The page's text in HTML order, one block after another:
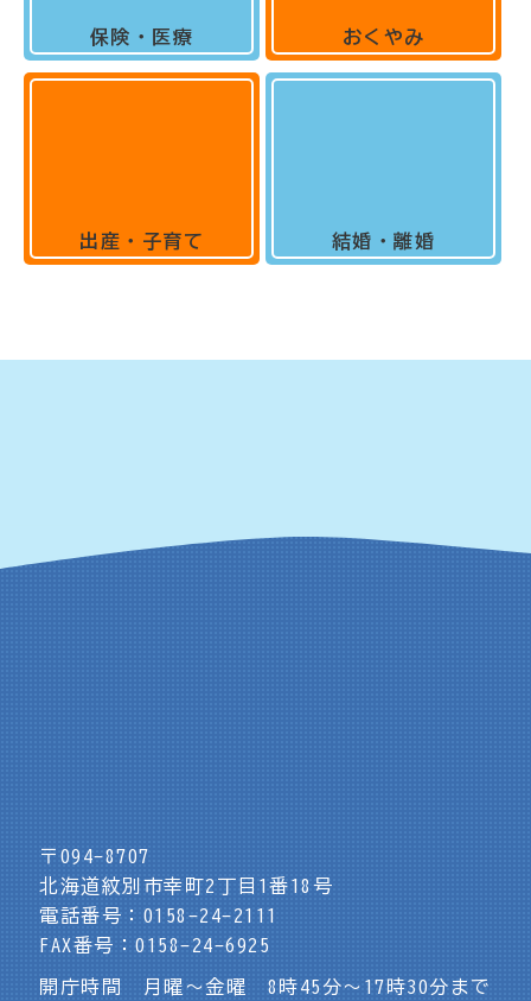
保険・医療
出産・子育て
おくやみ
結婚・離婚
〒094-8707
北海道紋別市幸町2丁目1番18号
電話番号：0158-24-2111
FAX番号：0158-24-6925
開庁時間 月曜～金曜 8時45分～17時30分まで